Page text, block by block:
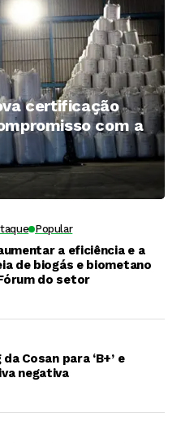
certificação
com a
Popular
a eficiência e a
de biogás e biometano
do setor
Cosan para ‘B+’ e
negativa